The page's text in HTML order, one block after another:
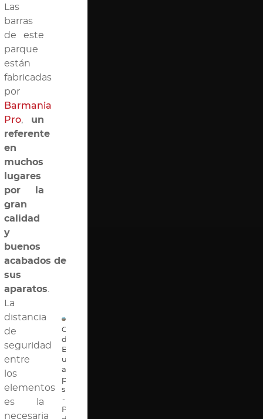
Las
barras
de este
parque
están
fabricadas
por
Barmania
Pro, un
referente
en
muchos
lugares
por la
gran
calidad
y
buenos
acabados de
sus
aparatos
La
distancia
de
seguridad
entre
los
elementos
es la
necesaria
Complejo
de
Barras
unidas
a
pared
sueca
-
Peñón